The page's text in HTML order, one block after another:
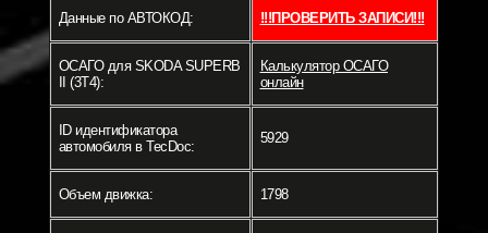
Данные по АВТОКОД: !!!ПРОВЕРИТЬ ЗАПИСИ!!!
ОСАГО для SKODA SUPERB
II (3T4):
Калькулятор ОСАГО
онлайн
ID идентификатора
автомобиля в TecDoc:
5929
Объем движка: 1798